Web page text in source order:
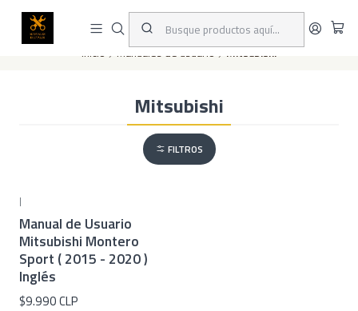
Este es el texto del slide
Inicio Manuales de usuario Mitsubishi
Mitsubishi
FILTROS
|
Manual de Usuario
Mitsubishi Montero
Sport ( 2015 - 2020 )
Inglés
$9.990 CLP